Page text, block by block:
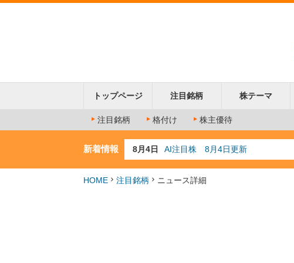
トップページ 注目銘柄 株テーマ
注目銘柄 格付け 株主優待
新着情報 8月4日
AI注目株 8月4日更新
8月3日
人気業種注目株 8月3日更新
7月29日
日経225シグナル点灯
HOME 注目銘柄 ニュース詳細